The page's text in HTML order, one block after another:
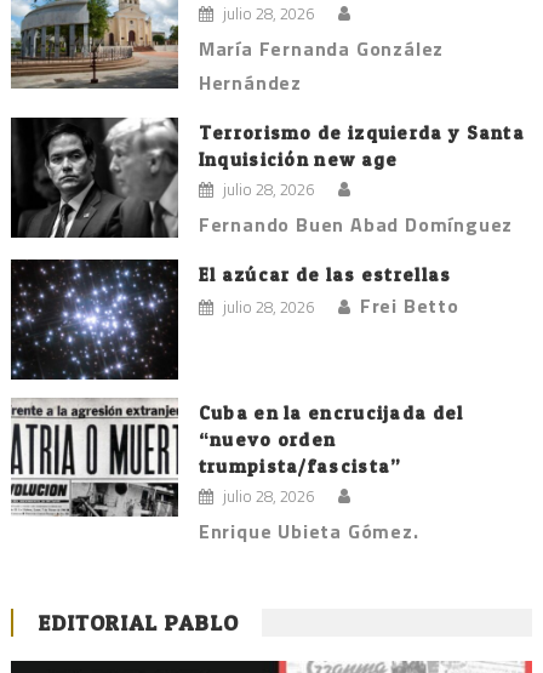
julio 28, 2026
María Fernanda González
Hernández
Terrorismo de izquierda y Santa
Inquisición new age
julio 28, 2026
Fernando Buen Abad Domínguez
El azúcar de las estrellas
julio 28, 2026 Frei Betto
Cuba en la encrucijada del
“nuevo orden
trumpista/fascista”
julio 28, 2026
Enrique Ubieta Gómez.
EDITORIAL PABLO